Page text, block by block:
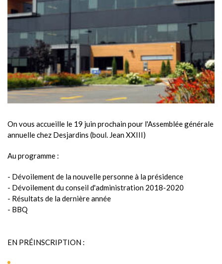
On vous accueille le 19 juin prochain pour l'Assemblée générale
annuelle chez Desjardins (boul. Jean XXIII)
Au programme :
- Dévoilement de la nouvelle personne à la présidence
- Dévoilement du conseil d'administration 2018-2020
- Résultats de la dernière année
- BBQ
EN PRÉINSCRIPTION :